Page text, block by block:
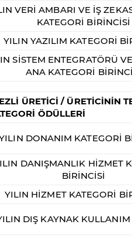
VERİ AMBARI VE İŞ
KATEGORİ BİRİNCİSİ
YILIN YAZILIM KATEGORİ
SİSTEM ENTEGRATÖRÜ
ANA KATEGORİ
ÜRETİCİ / ÜRETİCİNİN
ÖDÜLLERİ
DONANIM KATEGORİ
DANIŞMANLIK HİZMET
BİRİNCİSİ
YILIN HİZMET KATEGORİ
DIŞ KAYNAK